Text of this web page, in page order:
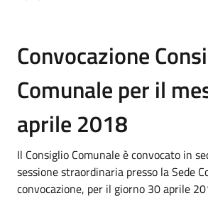
Convocazione
Comunale per il
aprile 2018
Il Consiglio Comunale è convocato in
sessione straordinaria presso la Sede
convocazione, per il giorno 30 aprile